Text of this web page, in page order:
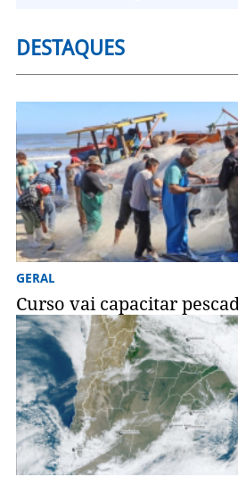
DESTAQUES
GERAL
Curso vai capacitar